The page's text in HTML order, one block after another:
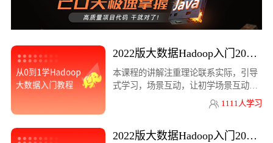
2022版大数据Hadoop入门2022版大数
本课程的讲解注重理论联系实际，引导
式学习，场景互动，让初学场景互动，
1111人学习
2022版大数据Hadoop入门2022版大数